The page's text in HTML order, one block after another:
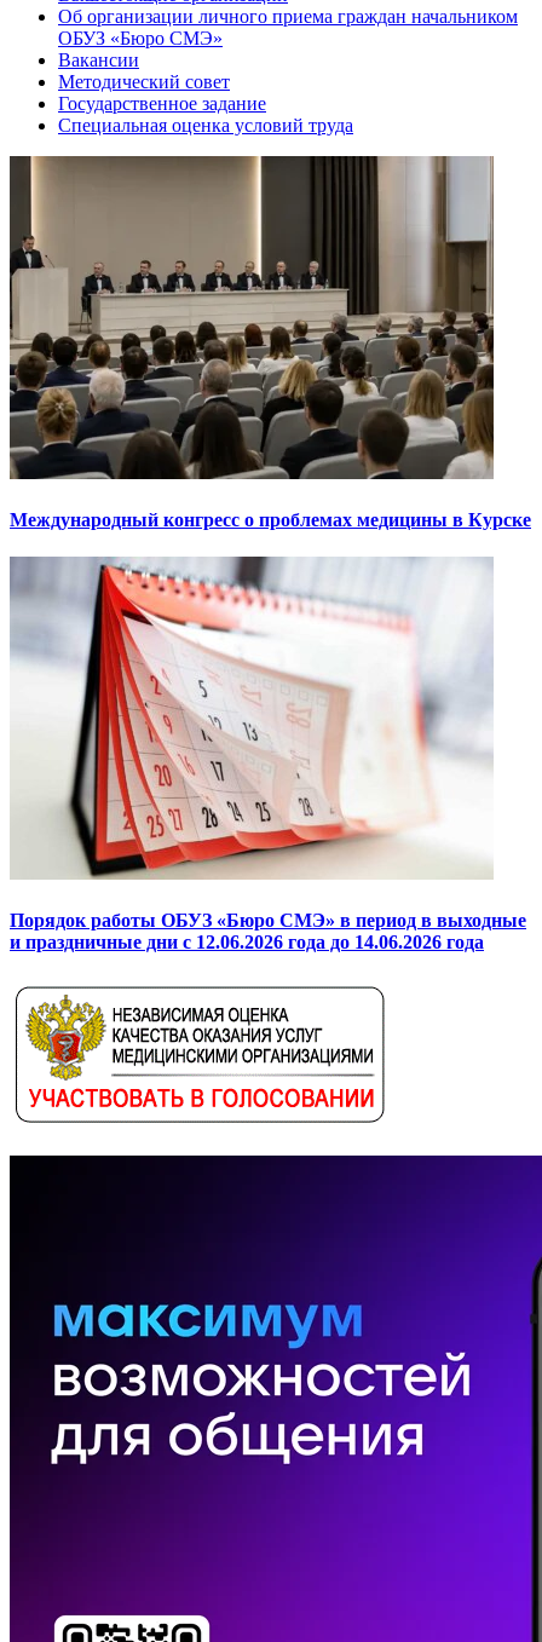
Об организации личного приема граждан начальником
ОБУЗ «Бюро СМЭ»
Вакансии
Методический совет
Государственное задание
Специальная оценка условий труда
Международный конгресс о проблемах медицины в Курске
Порядок работы ОБУЗ «Бюро СМЭ» в период в выходные
и праздничные дни с 12.06.2026 года до 14.06.2026 года